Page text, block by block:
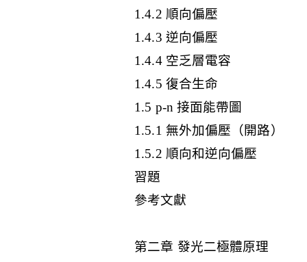
1.4.2 順向偏壓
1.4.3 逆向偏壓
1.4.4 空乏層電容
1.4.5 復合生命
1.5 p-n 接面能帶圖
1.5.1 無外加偏壓（開路）
1.5.2 順向和逆向偏壓
習題
參考文獻
第二章 發光二極體原理